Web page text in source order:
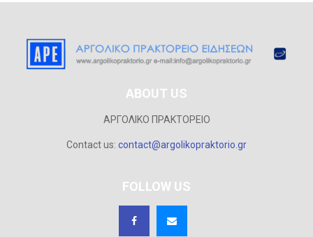
ABOUT US
ΑΡΓΟΛΙΚΟ ΠΡΑΚΤΟΡΕΙΟ
Contact us: contact@argolikopraktorio.gr
FOLLOW US